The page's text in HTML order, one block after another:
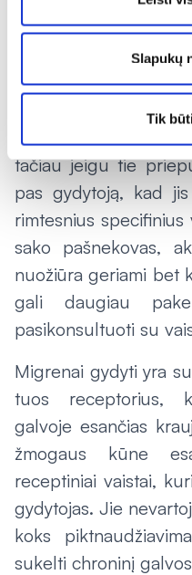
Slapukų
Tik
Nereikėtų kentėti,
trukdo asmeniniam
„Nereceptinių
atveju, turime
pradžia,
tačiau jeigu tie
pas gydytoją, kad
rimtesnius
sako pašnekovas,
nuožiūra geriami bet
gali daugiau
pasikonsultuoti su
Migrenai gydyti yra
tuos receptorius,
galvoje esančias
žmogaus kūne
receptiniai vaistai,
gydytojas. Jie
koks
sukelti chroninį